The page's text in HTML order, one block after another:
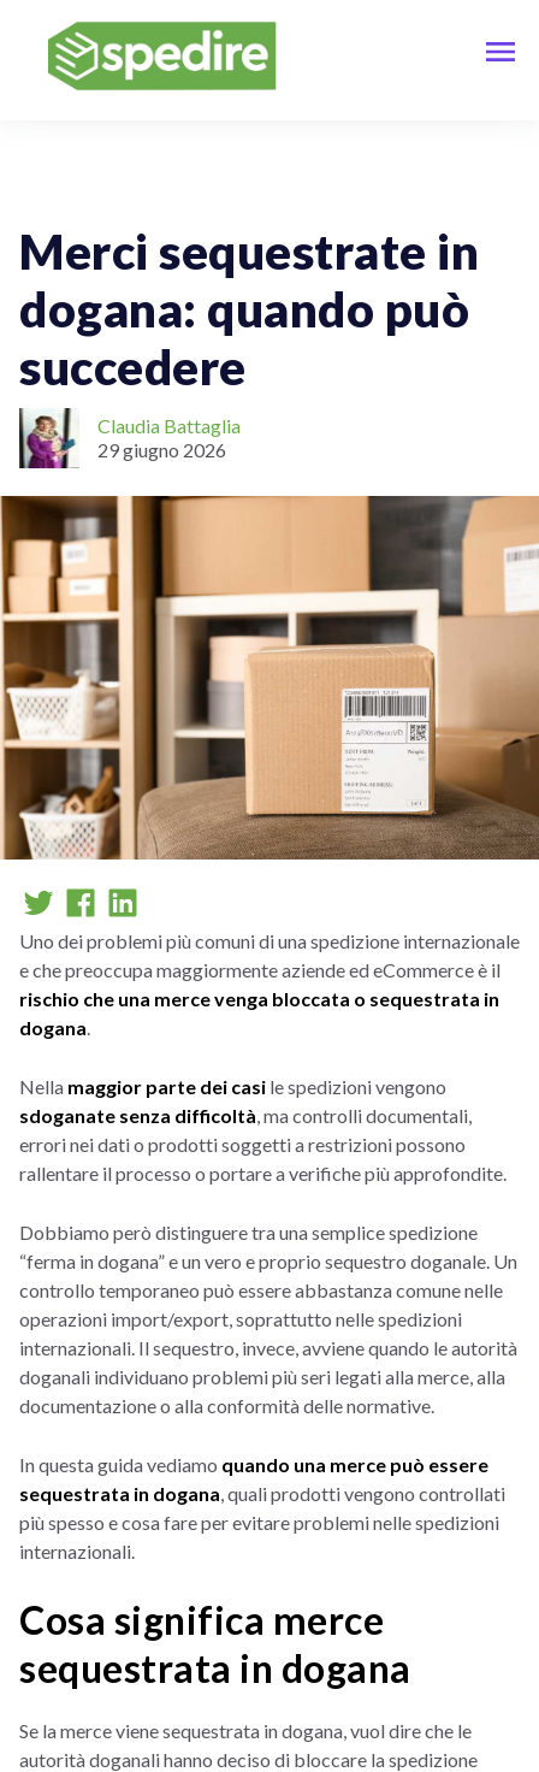
Merci sequestrate in
dogana: quando può
succedere
Claudia Battaglia
29 giugno 2026
Uno dei problemi più comuni di una spedizione internazionale
e che preoccupa maggiormente aziende ed eCommerce è il
rischio che una merce venga bloccata o sequestrata in
dogana.
Nella maggior parte dei casi le spedizioni vengono
sdoganate senza difficoltà, ma controlli documentali,
errori nei dati o prodotti soggetti a restrizioni possono
rallentare il processo o portare a verifiche più approfondite.
Dobbiamo però distinguere tra una semplice spedizione
“ferma in dogana” e un vero e proprio sequestro doganale. Un
controllo temporaneo può essere abbastanza comune nelle
operazioni import/export, soprattutto nelle spedizioni
internazionali. Il sequestro, invece, avviene quando le autorità
doganali individuano problemi più seri legati alla merce, alla
documentazione o alla conformità delle normative.
In questa guida vediamo quando una merce può essere
sequestrata in dogana, quali prodotti vengono controllati
più spesso e cosa fare per evitare problemi nelle spedizioni
internazionali.
Cosa significa merce
sequestrata in dogana
Se la merce viene sequestrata in dogana, vuol dire che le
autorità doganali hanno deciso di bloccare la spedizione